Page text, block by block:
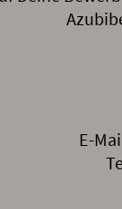
E-